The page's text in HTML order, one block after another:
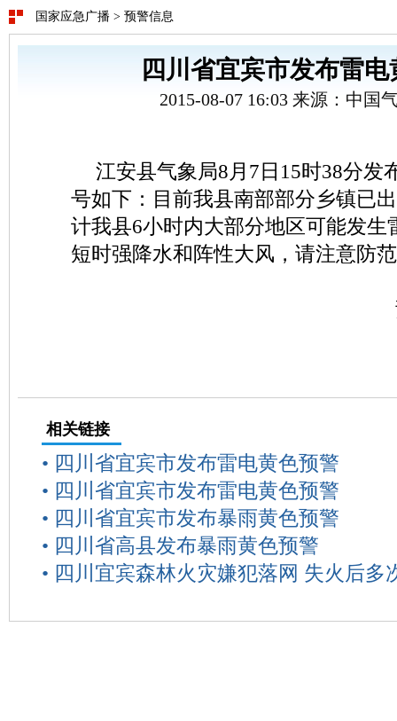
国家应急广播 > 预警信息
四川省宜宾市发布雷
2015-08-07 16:03 来源：中国
江安县气象局8月7日15时38分发
号如下：目前我县南部部分乡镇已
计我县6小时内大部分地区可能发生
短时强降水和阵性大风，请注意防
相关链接
• 四川省宜宾市发布雷电黄色预警
• 四川省宜宾市发布雷电黄色预警
• 四川省宜宾市发布暴雨黄色预警
• 四川省高县发布暴雨黄色预警
• 四川宜宾森林火灾嫌犯落网 失火后多